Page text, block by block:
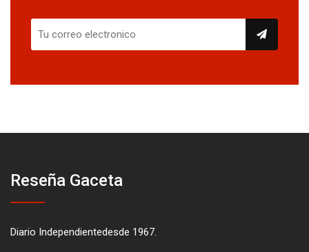
Reseña Gaceta
Diario Independientedesde 1967.